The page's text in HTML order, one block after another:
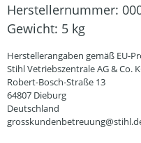
Herstellernummer:
Gewicht: 5 kg
Herstellerangaben gemäß EU-
Stihl Vetriebszentrale AG & Co.
Robert-Bosch-Straße 13
64807 Dieburg
Deutschland